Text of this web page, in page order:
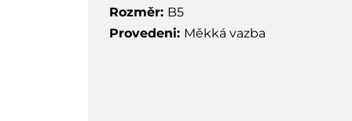
Rozměr: B5
Provedeni: Měkká vazba